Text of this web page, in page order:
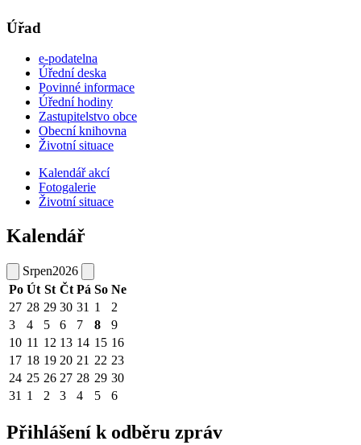
Úřad
e-podatelna
Úřední deska
Povinné informace
Úřední hodiny
Zastupitelstvo obce
Obecní knihovna
Životní situace
Kalendář akcí
Fotogalerie
Životní situace
Kalendář
Srpen2026
Po Út St Čt Pá So Ne
27 28 29 30 31 1
2
3
4 5 6 7 8
9
10 11 12 13 14 15 16
17 18 19 20 21 22 23
24 25 26 27 28 29 30
31 1 2 3 4 5 6
Přihlášení k odběru zpráv